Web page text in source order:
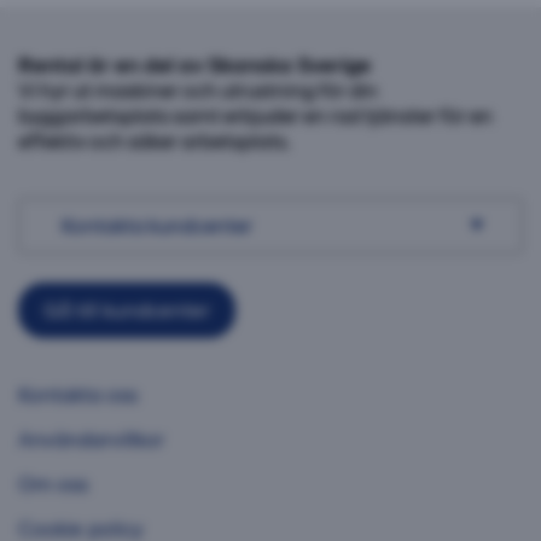
Rental är en del av Skanska Sverige
Vi hyr ut maskiner och utrustning för din
byggarbetsplats samt erbjuder en rad tjänster för en
effektiv och säker arbetsplats.
Kontakta kundcenter
Gå till kundcenter
Kontakta oss
Användarvillkor
Om oss
Cookie policy